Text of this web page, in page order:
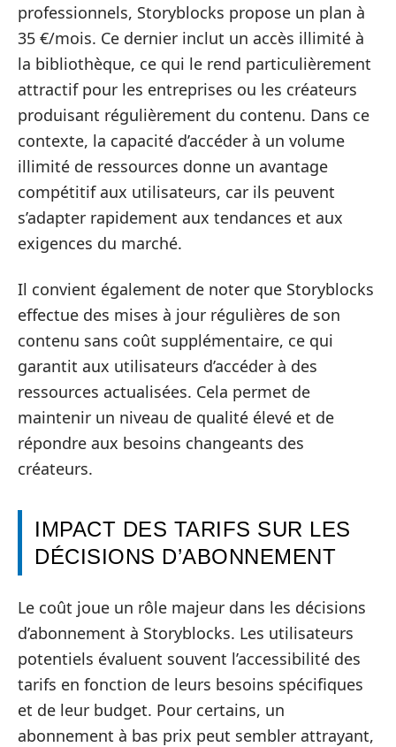
professionnels, Storyblocks propose un plan à
35 €/mois. Ce dernier inclut un accès illimité à
la bibliothèque, ce qui le rend particulièrement
attractif pour les entreprises ou les créateurs
produisant régulièrement du contenu. Dans ce
contexte, la capacité d’accéder à un volume
illimité de ressources donne un avantage
compétitif aux utilisateurs, car ils peuvent
s’adapter rapidement aux tendances et aux
exigences du marché.
Il convient également de noter que Storyblocks
effectue des mises à jour régulières de son
contenu sans coût supplémentaire, ce qui
garantit aux utilisateurs d’accéder à des
ressources actualisées. Cela permet de
maintenir un niveau de qualité élevé et de
répondre aux besoins changeants des
créateurs.
IMPACT DES TARIFS SUR LES
DÉCISIONS D’ABONNEMENT
Le coût joue un rôle majeur dans les décisions
d’abonnement à Storyblocks. Les utilisateurs
potentiels évaluent souvent l’accessibilité des
tarifs en fonction de leurs besoins spécifiques
et de leur budget. Pour certains, un
abonnement à bas prix peut sembler attrayant,